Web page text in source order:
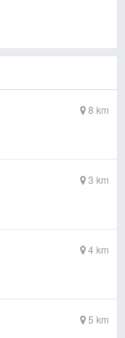
8 km
3 km
4 km
5 km